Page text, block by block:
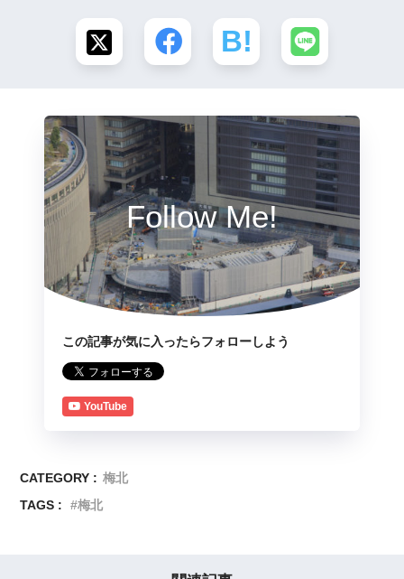
Follow Me!
この記事が気に入ったらフォローしよう
YouTube
CATEGORY : 梅北
TAGS :
梅北